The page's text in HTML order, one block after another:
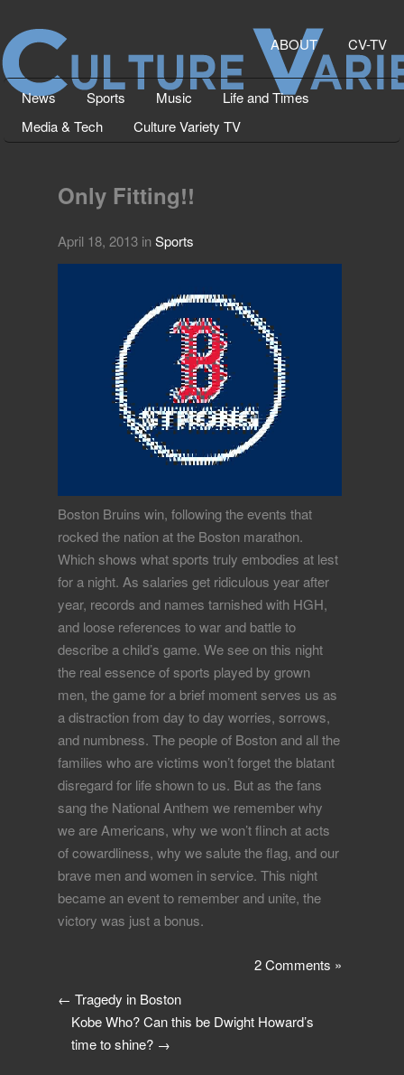
ABOUT CV-TV
News Sports Music
Life and Times
Media & Tech
Culture Variety TV
Only Fitting!!
April 18, 2013 inSports
Boston Bruins win, following the events that
rocked the nation at the Boston marathon.
Which shows what sports truly embodies at lest
for a night. As salaries get ridiculous year after
year, records and names tarnished with HGH,
and loose references to war and battle to
describe a child’s game. We see on this night
the real essence of sports played by grown
men, the game for a brief moment serves us as
a distraction from day to day worries, sorrows,
and numbness. The people of Boston and all the
families who are victims won’t forget the blatant
disregard for life shown to us. But as the fans
sang the National Anthem we remember why
we are Americans, why we won’t flinch at acts
of cowardliness, why we salute the flag, and our
brave men and women in service. This night
became an event to remember and unite, the
victory was just a bonus.
2 Comments »
← Tragedy in Boston
Kobe Who? Can this be Dwight Howard’s
time to shine? →